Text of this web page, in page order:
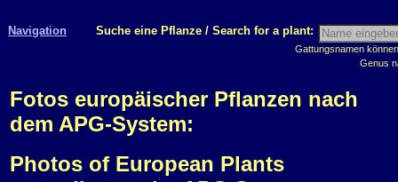
Navigation Suche eine Pflanze / Search for a plant:
Gattungsnamen
Genus
Fotos europäischer Pflanzen nach
dem APG-System:
Photos of European Plants